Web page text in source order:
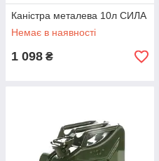
Каністра металева 10л СИЛА
Немає в наявності
1 098 ₴